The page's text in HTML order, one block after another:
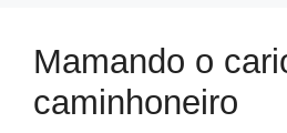
Mamando o
caminhoneiro